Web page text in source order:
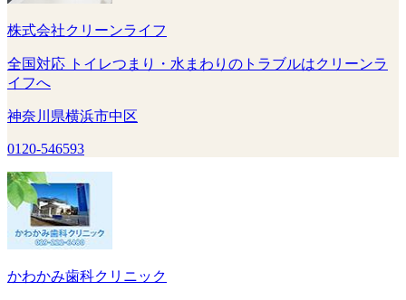
株式会社クリーンライフ
全国対応 トイレつまり・水まわりのトラブルはクリーンラ
イフへ
神奈川県横浜市中区
0120-546593
かわかみ歯科クリニック